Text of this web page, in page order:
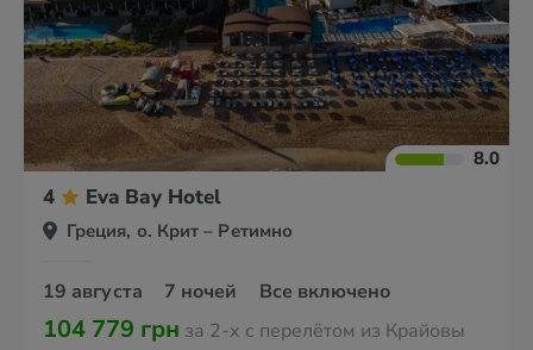
8.0
4 Eva Bay Hotel
Греция, о. Крит – Ретимно
19 августа 7 ночей Все включено
104 779 грн за 2-х с перелётом из Крайовы